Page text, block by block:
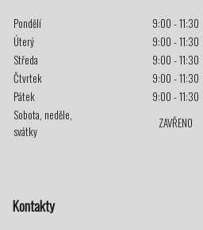
Pondělí 9:00 - 11:30
Úterý
9:00 - 11:30
Středa
9:00 - 11:30
Čtvrtek
9:00 - 11:30
Pátek
9:00 - 11:30
Sobota, neděle,
svátky
ZAVŘENO
Kontakty